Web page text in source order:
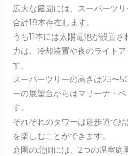
広大な庭園には、スーパーツ
合計18本存在します。
うち11本には太陽電池が設置
力は、冷却装置や夜のライト
す。
スーパーツリーの高さは25〜
ーの展望台からはマリーナ・
す。
それぞれのタワーは遊歩道で
を楽しむことができます。
庭園の北側には、2つの温室庭